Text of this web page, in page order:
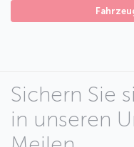
Sichern Sie
in unseren